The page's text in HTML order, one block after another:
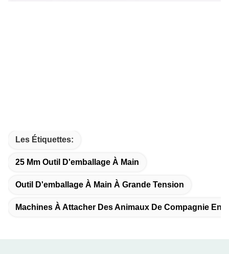
Les Étiquettes:
25 Mm Outil D'emballage À Main
Outil D'emballage À Main À Grande Tension
Machines À Attacher Des Animaux De Compagnie En